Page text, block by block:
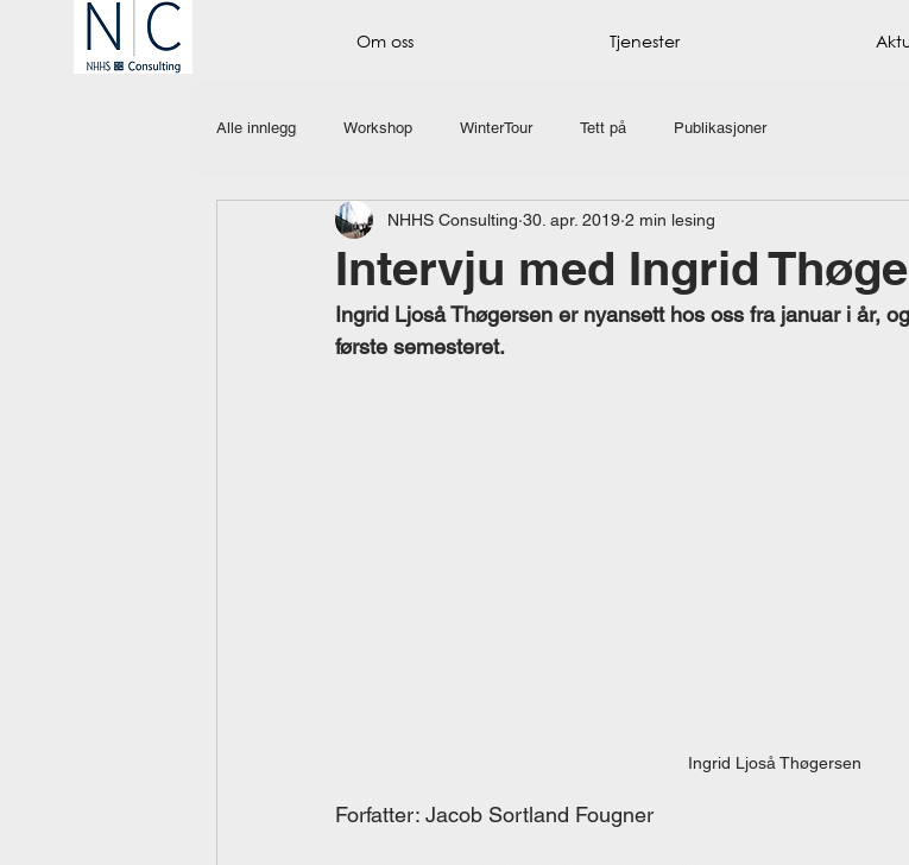
Om oss Tjenester
Alle innlegg Workshop WinterTour Tett på Publikasjoner
Intervju med Ingrid
NHHS Consulting 30. apr. 2019 2 min lesing
Ingrid Ljoså Thøgersen er nyansett hos oss fra januar i år,
første semesteret.
Ingrid Ljoså Thøgersen
Forfatter: Jacob Sortland Fougner